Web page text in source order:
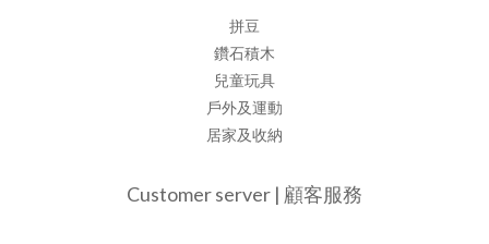
拼豆
鑽石積木
兒童玩具
戶外及運動
居家及收納
Customer server | 顧客服務